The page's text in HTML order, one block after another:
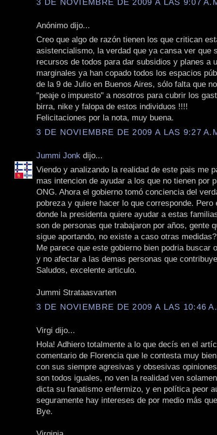
Anónimo dijo...
Creo que algo de razón tienen los que critican
asistencialismo, la verdad que ya cansa ver que
recursos de todos para dar subsidios y planes a
marginales ya han copado todos los espacios
de la 9 de Julio en Buenos Aires, sólo falta que
"peaje o impuesto" a nosotros para cubrir los
birra, nike y falopa de estos individuos !!!!
Felicitaciones por la nota, muy buena.
3 DE NOVIEMBRE DE 2009 A LAS 9:27
Jummi Jonk dijo...
Viendo y analizando la realidad de este pais me
mas intencion de ayudar a los que no tienen por
ONG. Ahora el gobierno tomó conciencia del
pobreza y quiere hacer lo que corresponde. Pero
donde la presidenta quiere ayudar a estas
son de personas que trabajaron por años, gente
sigue aportando, no existe a caso otras medidas?
Me parece que este gobierno bien podria buscar
y no afectar a las demas personas que
Saludos, excelente articulo.
Jummi Strataasvarten
3 DE NOVIEMBRE DE 2009 A LAS 10:46
Virgi dijo...
Hola! Adhiero totalmente a lo que decís en el
comentario de Florencia que le contesta muy
con sus siempre agresivas y obsesivas
son todos iguales, no ven la realidad ven
dicta su fanatismo enfermizo, y en política peor
seguramente hay intereses de por medio más
Bye.